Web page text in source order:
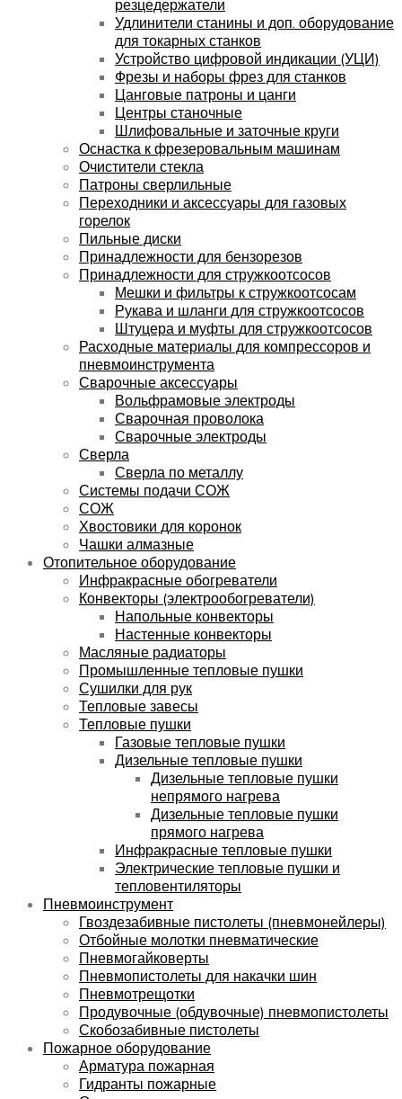
резцедержатели
Удлинители станины и доп. оборудование
для токарных станков
Устройство цифровой индикации (УЦИ)
Фрезы и наборы фрез для станков
Цанговые патроны и цанги
Центры станочные
Шлифовальные и заточные круги
Оснастка к фрезеровальным машинам
Очистители стекла
Патроны сверлильные
Переходники и аксессуары для газовых
горелок
Пильные диски
Принадлежности для бензорезов
Принадлежности для стружкоотсосов
Мешки и фильтры к стружкоотсосам
Рукава и шланги для стружкоотсосов
Штуцера и муфты для стружкоотсосов
Расходные материалы для компрессоров и
пневмоинструмента
Сварочные аксессуары
Вольфрамовые электроды
Сварочная проволока
Сварочные электроды
Сверла
Сверла по металлу
Системы подачи СОЖ
СОЖ
Хвостовики для коронок
Чашки алмазные
Отопительное оборудование
Инфракрасные обогреватели
Конвекторы (электрообогреватели)
Напольные конвекторы
Настенные конвекторы
Масляные радиаторы
Промышленные тепловые пушки
Сушилки для рук
Тепловые завесы
Тепловые пушки
Газовые тепловые пушки
Дизельные тепловые пушки
Дизельные тепловые пушки
непрямого нагрева
Дизельные тепловые пушки
прямого нагрева
Инфракрасные тепловые пушки
Электрические тепловые пушки и
тепловентиляторы
Пневмоинструмент
Гвоздезабивные пистолеты (пневмонейлеры)
Отбойные молотки пневматические
Пневмогайковерты
Пневмопистолеты для накачки шин
Пневмотрещотки
Продувочные (обдувочные) пневмопистолеты
Скобозабивные пистолеты
Пожарное оборудование
Арматура пожарная
Гидранты пожарные